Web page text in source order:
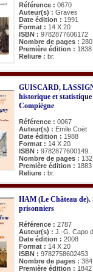
Référence : 0670
Auteur(s) : Graves
Date édition : 1991
Format : 14 X 20
ISBN : 9782877606172
Nombre de pages : 280
Première édition : 1838
Reliure : br.
GUISCARD,
historique et
Compiègne
Référence : 0067
Auteur(s) : Emile Coët
Date édition : 1988
Format : 14 X 20
ISBN : 9782877600149
Nombre de pages : 132
Première édition : 1883
Reliure : br.
HAM (Le Château de).
prisonniers
Référence : 2787
Auteur(s) : J.-G. Capo
Date édition : 2008
Format : 14 X 20
ISBN : 9782758602453
Nombre de pages : 384
Première édition : 1842